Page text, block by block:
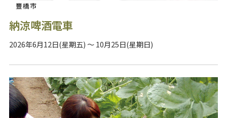
豐橋市
納涼啤酒電車
2026年6月12日(星期五) ～ 10月25日(星期日)